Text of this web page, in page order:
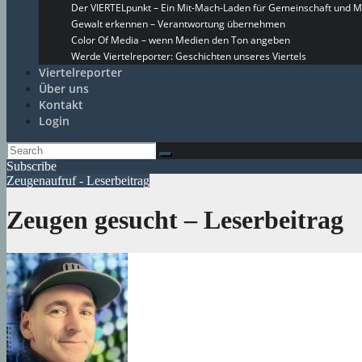
Der VIERTELpunkt – Ein Mit-Mach-Laden für Gemeinschaft und
Gewalt erkennen – Verantwortung übernehmen
Color Of Media – wenn Medien den Ton angeben
Werde Viertelreporter: Geschichten unseres Viertels
Viertelreporter
Über uns
Kontakt
Login
Subscribe
Zeugenaufruf - Leserbeitrag
Zeugen gesucht – Leserbeitrag